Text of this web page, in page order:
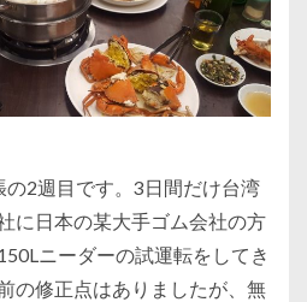
2週目です。3日間だけ台湾
に日本の某大手ゴム会社の方
ニーダーの試運転をしてき
の修正点はありましたが、無